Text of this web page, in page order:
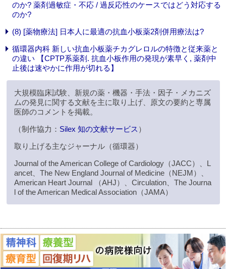
のか? 薬剤過敏症・不応 / 過反応性のケースではどう対応する
のか?
(8) [薬物療法] 日本人に最適の抗血小板薬2剤併用療法は?
循環器内科 新しい抗血小板薬チカグレロルの特徴と従来薬と
の違い 【CPTP系薬剤. 抗血小板作用の発現が素早く, 薬剤中
止後は速やかに作用が切れる】
大規模臨床試験、新規の薬・機器・手法・因子・メカニズ
ムの発見に関する文献を主に取り上げ、原文の要約と専属
医師のコメントを掲載。
（制作協力： Silex 知の文献サービス ）
取り上げる主なジャーナル（循環器）
Journal of the American College of Cardiology（JACC）、L
ancet、The New England Journal of Medicine（NEJM）、
American Heart Journal （AHJ）、Circulation、The Journa
l of the American Medical Association（JAMA）